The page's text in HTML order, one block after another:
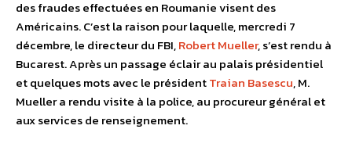
des fraudes effectuées en Roumanie visent des
Américains. C’est la raison pour laquelle, mercredi 7
décembre, le directeur du FBI,Robert Mueller, s’est rendu à
Bucarest. Après un passage éclair au palais présidentiel
et quelques mots avec le présidentTraian Basescu, M.
Mueller a rendu visite à la police, au procureur général et
aux services de renseignement.